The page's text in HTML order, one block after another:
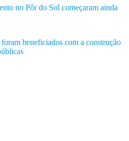
no Pôr do Sol começaram ainda
beneficiados com a construção